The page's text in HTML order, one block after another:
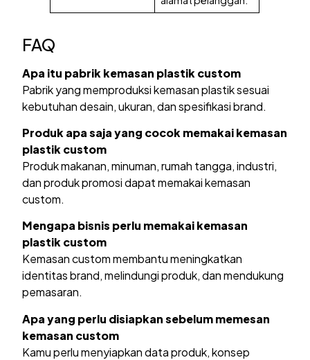
FAQ
Apa itu pabrik kemasan plastik custom
Pabrik yang memproduksi kemasan plastik sesuai
kebutuhan desain, ukuran, dan spesifikasi brand.
Produk apa saja yang cocok memakai kemasan
plastik custom
Produk makanan, minuman, rumah tangga, industri,
dan produk promosi dapat memakai kemasan
custom.
Mengapa bisnis perlu memakai kemasan
plastik custom
Kemasan custom membantu meningkatkan
identitas brand, melindungi produk, dan mendukung
pemasaran.
Apa yang perlu disiapkan sebelum memesan
kemasan custom
Kamu perlu menyiapkan data produk, konsep